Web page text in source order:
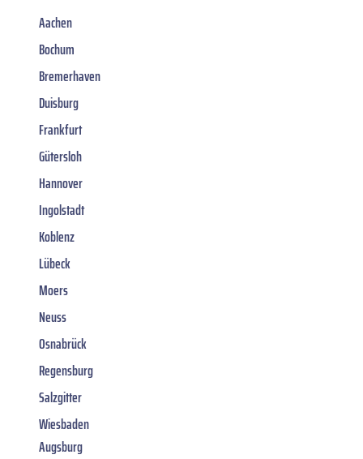
Aachen
Bochum
Bremerhaven
Duisburg
Frankfurt
Gütersloh
Hannover
Ingolstadt
Koblenz
Lübeck
Moers
Neuss
Osnabrück
Regensburg
Salzgitter
Wiesbaden
Augsburg